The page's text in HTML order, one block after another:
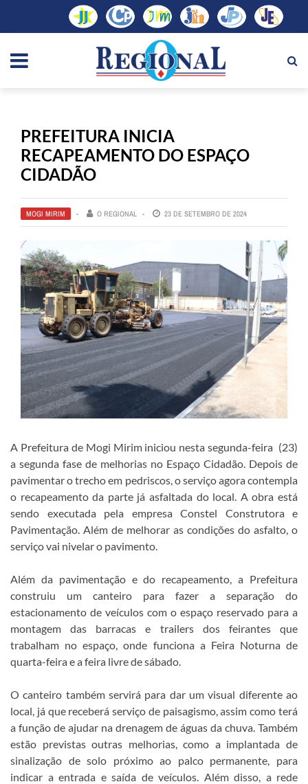
PREFEITURA INICIA
RECAPEAMENTO DO ESPAÇO
CIDADÃO
MOGI MIRIM O REGIONAL 23 DE SETEMBRO DE 2024
A Prefeitura de Mogi Mirim iniciou nesta segunda-feira (23)
a segunda fase de melhorias no Espaço Cidadão. Depois de
pavimentar o trecho em pedriscos, o serviço agora contempla
o recapeamento da parte já asfaltada do local. A obra está
sendo executada pela empresa Constel Construtora e
Pavimentação. Além de melhorar as condições do asfalto, o
serviço vai nivelar o pavimento.
Além da pavimentação e do recapeamento, a Prefeitura
construiu um canteiro para fazer a separação do
estacionamento de veículos com o espaço reservado para a
montagem das barracas e trailers dos feirantes que
trabalham no espaço, onde funciona a Feira Noturna de
quarta-feira e a feira livre de sábado.
O canteiro também servirá para dar um visual diferente ao
local, já que receberá serviço de paisagismo, assim como terá
a função de ajudar na drenagem de águas da chuva. Também
estão previstas outras melhorias, como a implantada de
sinalização de solo próximo ao palco permanente, para
indicar a entrada e saída de veículos. Além disso, a rede